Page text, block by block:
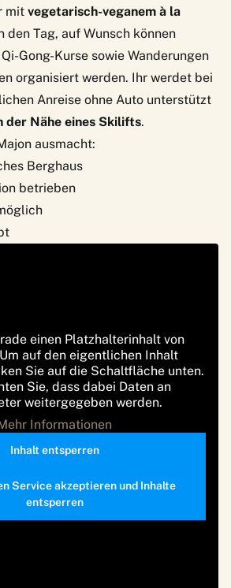
mit vegetarisch-veganem à la
den Tag, auf Wunsch können
Gong-Kurse sowie Wanderungen
organisiert werden. Ihr werdet bei
Anreise ohne Auto unterstützt
der Nähe eines Skilifts.
ausmacht:
Berghaus
betrieben
einen Platzhalterinhalt von
auf den eigentlichen Inhalt
Sie auf die Schaltfläche unten.
Sie, dass dabei Daten an
weitergegeben werden.
Informationen
Inhalt entsperren
Service akzeptieren und Inhalte
entsperren